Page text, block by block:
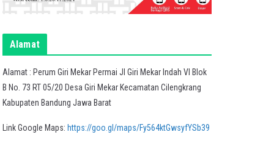
Alamat
Alamat : Perum Giri Mekar Permai Jl Giri Mekar Indah VI Blok
B No. 73 RT 05/20 Desa Giri Mekar Kecamatan Cilengkrang
Kabupaten Bandung Jawa Barat
Link Google Maps: https://goo.gl/maps/Fy564ktGwsyfYSb39